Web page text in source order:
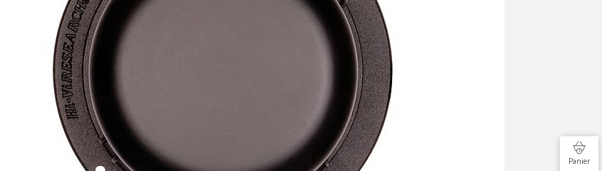
Panier